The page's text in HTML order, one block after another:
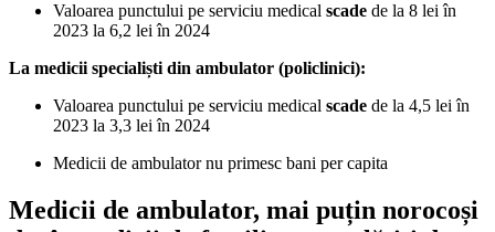
Valoarea punctului pe serviciu medical scade de la 8 lei în
2023 la 6,2 lei în 2024
La medicii specialiști din ambulator (policlinici):
Valoarea punctului pe serviciu medical scade de la 4,5 lei în
2023 la 3,3 lei în 2024
Medicii de ambulator nu primesc bani per capita
Medicii de ambulator, mai puțin norocoși